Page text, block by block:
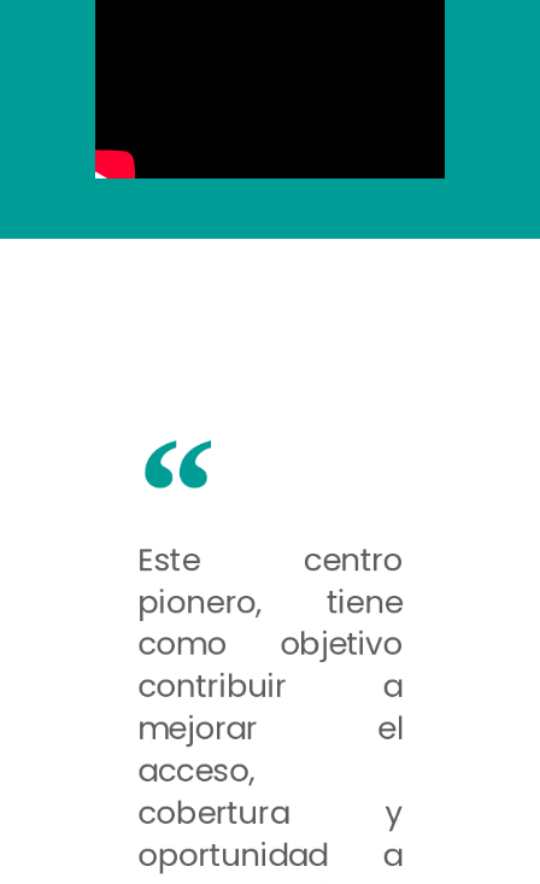
Este centro
pionero, tiene
como objetivo
contribuir a
mejorar el
acceso,
cobertura y
oportunidad a